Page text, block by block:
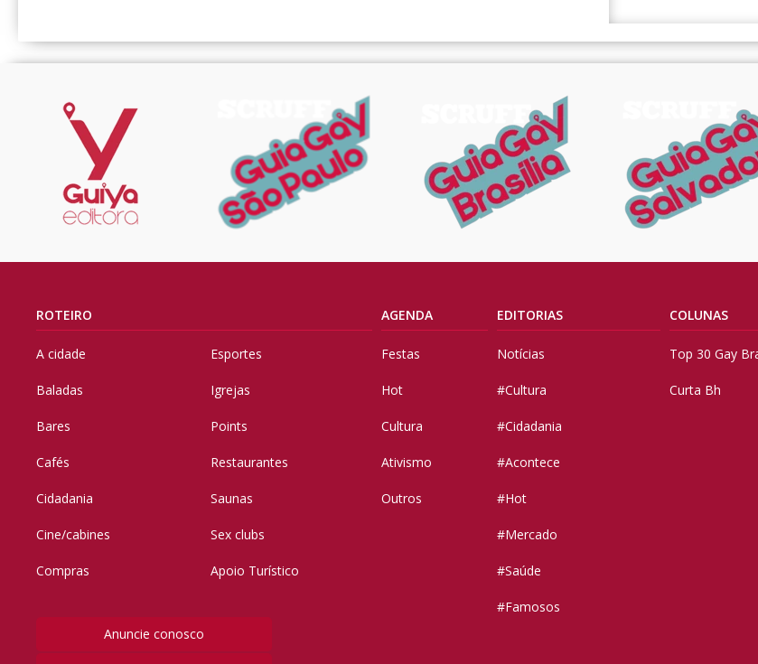
ROTEIRO
A cidade
Baladas
Bares
Cafés
Cidadania
Cine/cabines
Compras
Esportes
Igrejas
Points
Restaurantes
Saunas
Sex clubs
Apoio Turístico
Anuncie conosco
AGENDA
Festas
Hot
Cultura
Ativismo
Outros
EDITORIAS
Notícias
#Cultura
#Cidadania
#Acontece
#Hot
#Mercado
#Saúde
#Famosos
COLUNAS
Top 30 Gay
Curta Bh